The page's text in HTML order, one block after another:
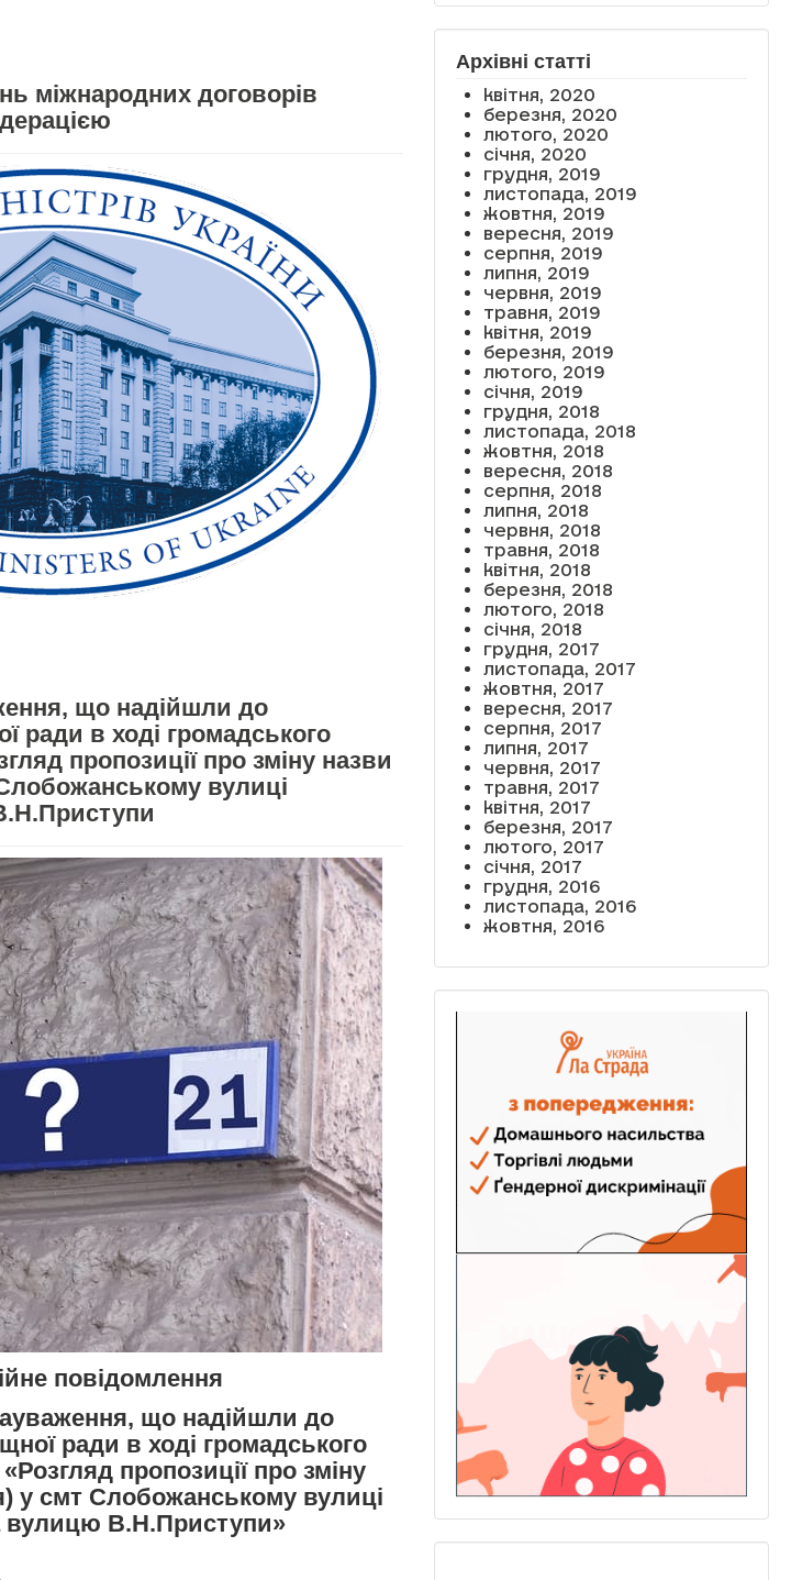
міжнародних договорів
що надійшли до
ради в ході громадського
пропозиції про зміну назви
вулиці
повідомлення
що надійшли до
ради в ході громадського
пропозиції про зміну
у смт Слобожанському вулиці
вулицю В.Н.Приступи»
Архівні статті
квітня, 2020
березня, 2020
лютого, 2020
січня, 2020
грудня, 2019
листопада, 2019
жовтня, 2019
вересня, 2019
серпня, 2019
липня, 2019
червня, 2019
травня, 2019
квітня, 2019
березня, 2019
лютого, 2019
січня, 2019
грудня, 2018
листопада, 2018
жовтня, 2018
вересня, 2018
серпня, 2018
липня, 2018
червня, 2018
травня, 2018
квітня, 2018
березня, 2018
лютого, 2018
січня, 2018
грудня, 2017
листопада, 2017
жовтня, 2017
вересня, 2017
серпня, 2017
липня, 2017
червня, 2017
травня, 2017
квітня, 2017
березня, 2017
лютого, 2017
січня, 2017
грудня, 2016
листопада, 2016
жовтня, 2016